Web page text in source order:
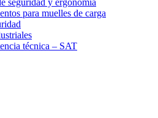
seguridad y ergonomía
para muelles de carga
técnica – SAT